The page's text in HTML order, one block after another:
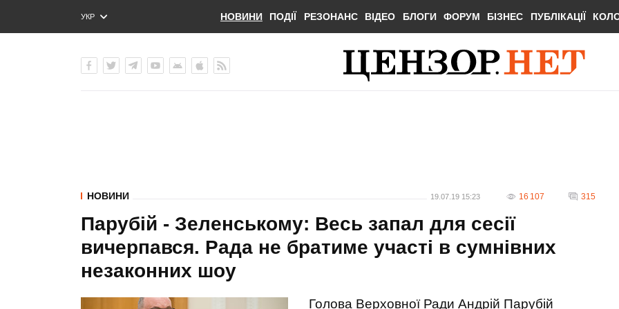
УКР
ENG
НОВИНИ ПОДІЇ РЕЗОНАНС ВІДЕО БЛОГИ ФОРУМ БІЗНЕС ПУБЛІКАЦІЇ
НОВИНИ 19.07.19 15:23 16 107 315
Парубій - Зеленському: Весь запал для сесії
вичерпався. Рада не братиме участі в сумнівних
незаконних шоу
Голова Верховної Ради Андрій Парубій